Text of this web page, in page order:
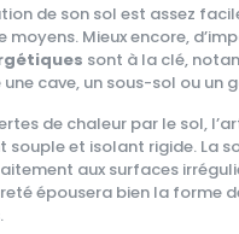
de son sol est assez
moyens. Mieux encore,
sont à la clé,
cave, un sous-sol ou un
de chaleur par le sol,
souple et isolant rigide. La
aux surfaces
épousera bien la forme